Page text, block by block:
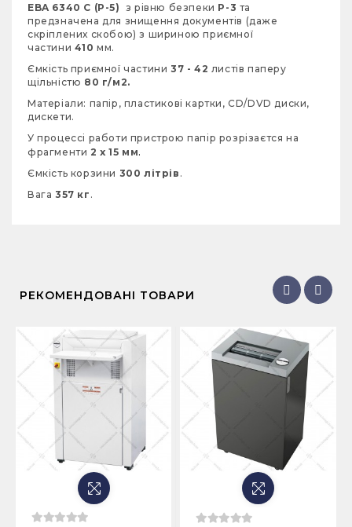
EBA 6340 C (P-5) з рівню безпеки P-3 та
предзначена для знищення документів (даже
скріплених скобою) з шириною приємної
частини 410 мм.
Ємкість приємної частини 37 - 42 листів паперу
щільністю 80 г/м2.
Матеріали: папір, пластикові картки,CD/DVD диски,
дискети.
У процессі работи пристрою папір розрізаєтся на
фрагменти 2 х 15 мм.
Ємкість корзини 300 літрів .
Вага 357 кг .
РЕКОМЕНДОВАНІ ТОВАРИ